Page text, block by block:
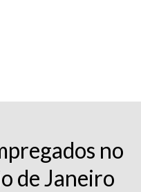
no
de Janeiro